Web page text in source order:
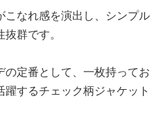
なれ感を演出し、シンプル
群です。
定番として、一枚持ってお
するチェック柄ジャケット